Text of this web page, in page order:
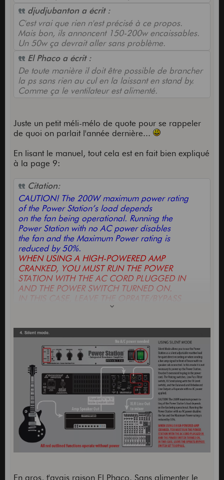
djudjubanton a écrit :
C'est vrai que rien n'est précisé à ce propos.
Mais bon, ils annoncent 150-200w encaissables.
Un 50w ça devrait aller sans problème.
El Phaco a écrit :
De toute manière il doit être possible de brancher
la ps sans rien au cul en la laissant en stand by.
Comme ça le ventilateur est alimenté.
Juste un petit méli-mélo de quote pour se rappeler
de quoi on parlait l'année dernière...
En lisant le manuel, tout cela est en fait bien expliqué
à la page 9:
Citation:
CAUTION! The 200W maximum power rating
of the Power Station’s load depends
on the fan being operational. Running the
Power Station with no AC power disables
the fan and the Maximum Power rating is
reduced by 50%.
WHEN USING A HIGH-POWERED AMP
CRANKED, YOU MUST RUN THE POWER
STATION WITH THE AC CORD PLUGGED IN
AND THE POWER SWITCH TURNED ON.
IN THIS CASE, LEAVE THE OPRATE/BYPASS
SWITCH SET TO BYPASS.
En gros, t'avais raison El Phaco. Sans alimenter le